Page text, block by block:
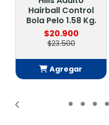
Hairball Control
Bola Pelo 1.58 Kg.
$20.900
$23.500
Agregar